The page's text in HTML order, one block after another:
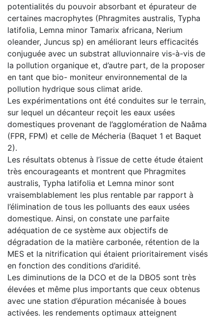
potentialités du pouvoir absorbant et épurateur de
certaines macrophytes (Phragmites australis, Typha
latifolia, Lemna minor Tamarix africana, Nerium
oleander, Juncus sp) en améliorant leurs efficacités
conjuguée avec un substrat alluvionnaire vis-à-vis de
la pollution organique et, d’autre part, de la proposer
en tant que bio- moniteur environnemental de la
pollution hydrique sous climat aride.
Les expérimentations ont été conduites sur le terrain,
sur lequel un décanteur reçoit les eaux usées
domestiques provenant de l’agglomération de Naâma
(FPR, FPM) et celle de Mécheria (Baquet 1 et Baquet
2).
Les résultats obtenus à l’issue de cette étude étaient
très encourageants et montrent que Phragmites
australis, Typha latifolia et Lemna minor sont
vraisemblablement les plus rentable par rapport à
l’élimination de tous les polluants des eaux usées
domestique. Ainsi, on constate une parfaite
adéquation de ce système aux objectifs de
dégradation de la matière carbonée, rétention de la
MES et la nitrification qui étaient prioritairement visés
en fonction des conditions d’aridité.
Les diminutions de la DCO et de la DBO5 sont très
élevées et même plus importants que ceux obtenus
avec une station d’épuration mécanisée à boues
activées. les rendements optimaux atteignent